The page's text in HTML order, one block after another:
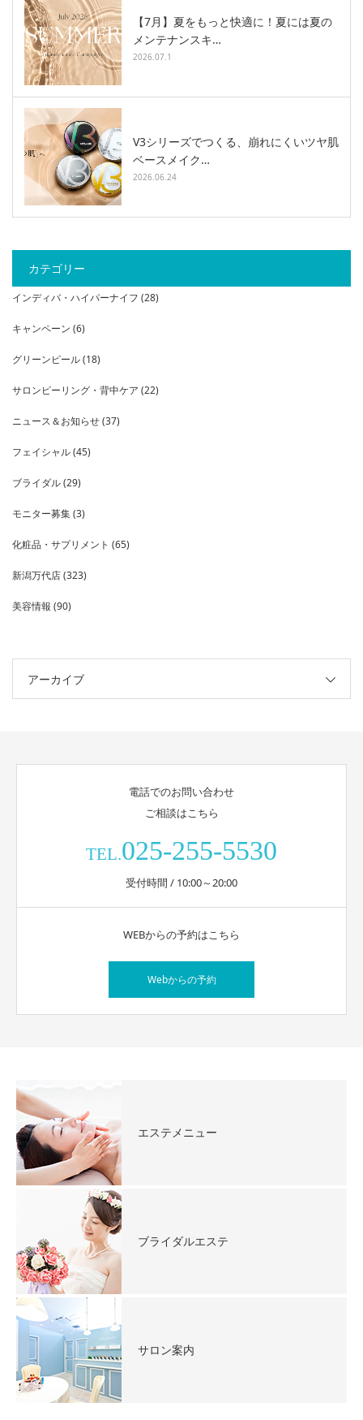
【7月】夏をもっと快適に！夏には夏の
メンテナンスキ…
2026.07.1
V3シリーズでつくる、崩れにくいツヤ肌
ベースメイク…
2026.06.24
カテゴリー
インディバ・ハイパーナイフ (28)
キャンペーン (6)
グリーンピール(18)
サロンピーリング・背中ケア (22)
ニュース＆お知らせ(37)
フェイシャル(45)
ブライダル(29)
モニター募集(3)
化粧品・サプリメント (65)
新潟万代店(323)
美容情報(90)
アーカイブ
電話でのお問い合わせ
ご相談はこちら
TEL.025-255-5530
受付時間 / 10:00～20:00
WEBからの予約はこちら
Webからの予約
エステメニュー
ブライダルエステ
サロン案内